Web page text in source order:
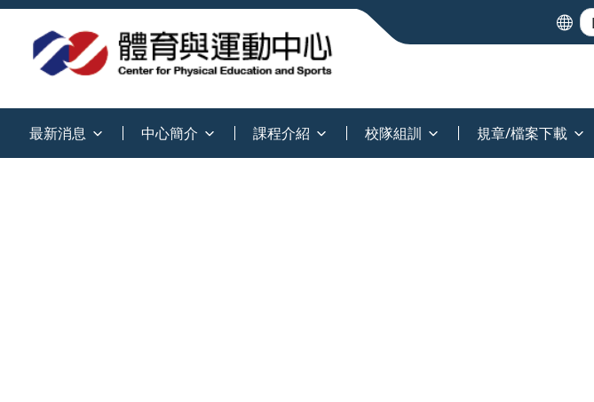
最新消息 中心簡介 課程介紹 校隊組訓 規章/檔案下載